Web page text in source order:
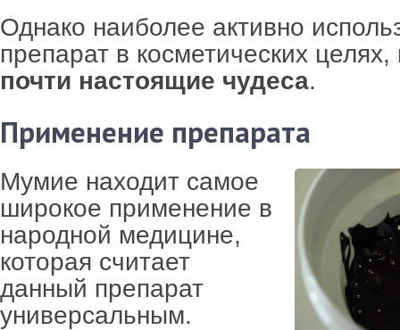
Однако наиболее активно
препарат в косметических
почти настоящие чудеса.
Применение препарата
Мумие находит самое
широкое применение в
народной медицине,
которая считает
данный препарат
универсальным.